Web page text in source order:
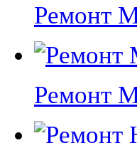
Ремонт
Ремонт